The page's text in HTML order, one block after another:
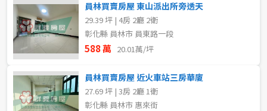
員林買賣房屋 東山派出所旁透天
29.39 坪 | 4房 2廳 2衛
彰化縣 員林市 員東路一段
588 萬 20.01萬/坪
員林買賣房屋 近火車站三房華廈
27.69 坪 | 3房 2廳 1衛
彰化縣 員林市 惠來街